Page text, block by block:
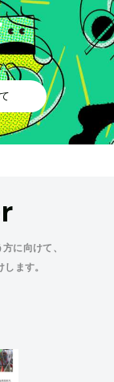
に向けて、
ます。